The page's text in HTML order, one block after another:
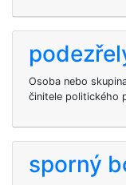
Osoba nebo
činitele politického
sporný